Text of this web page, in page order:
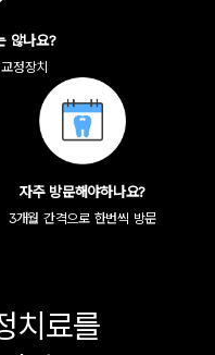
않나요?
정장치
자주 방문해야하나요?
3개월 간격으로 한번씩 방문
치료를